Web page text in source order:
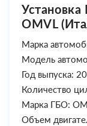
OMVL
Марка
Модель
Год выпуска:
Количество
Марка ГБО:
Объем